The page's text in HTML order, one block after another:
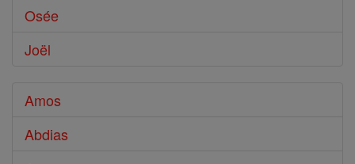
Osée
Joël
Amos
Abdias